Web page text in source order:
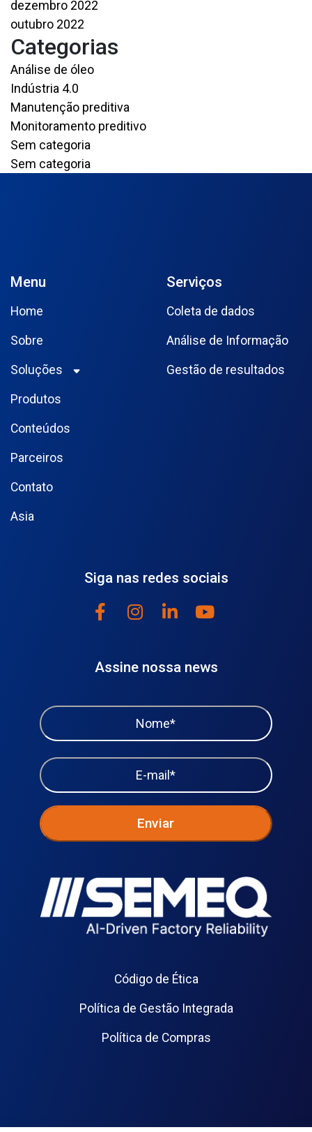
dezembro 2022
outubro 2022
Categorias
Análise de óleo
Indústria 4.0
Manutenção preditiva
Monitoramento preditivo
Sem categoria
Sem categoria
Menu
Home
Sobre
Soluções
Produtos
Conteúdos
Parceiros
Contato
Asia
Serviços
Coleta de dados
Análise de Informação
Gestão de resultados
Siga nas redes sociais
Assine nossa news
Código de Ética
Política de Gestão Integrada
Política de Compras